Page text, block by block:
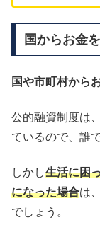
国からお金
国や市町村から
公的融資制度は
ているので、誰
しかし生活に困
になった場合は
でしょう。